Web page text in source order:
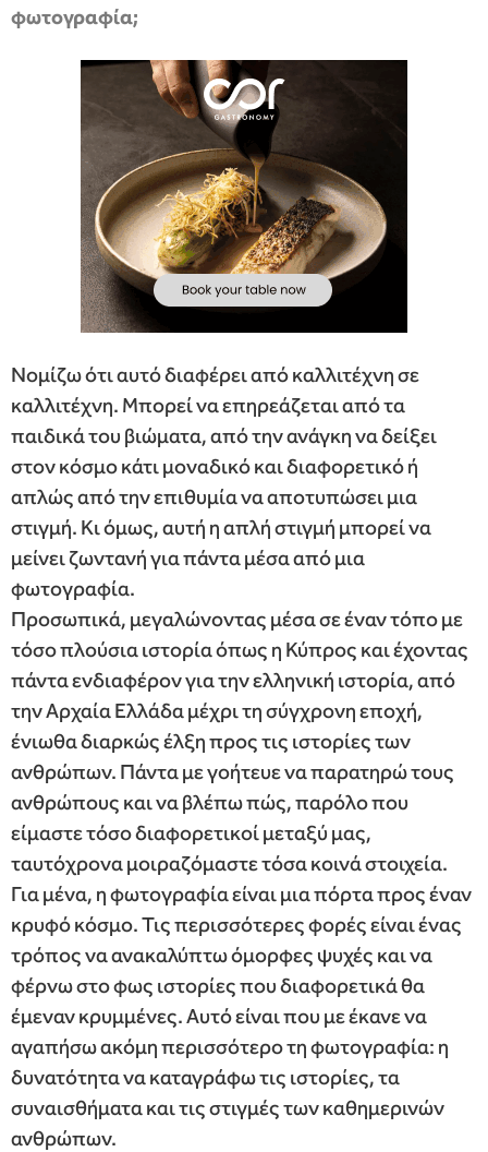
φωτογραφία;
Νομίζω ότι αυτό διαφέρει από καλλιτέχνη σε
καλλιτέχνη. Μπορεί να επηρεάζεται από τα
παιδικά του βιώματα, από την ανάγκη να δείξει
στον κόσμο κάτι μοναδικό και διαφορετικό ή
απλώς από την επιθυμία να αποτυπώσει μια
στιγμή. Κι όμως, αυτή η απλή στιγμή μπορεί να
μείνει ζωντανή για πάντα μέσα από μια
φωτογραφία.
Προσωπικά, μεγαλώνοντας μέσα σε έναν τόπο με
τόσο πλούσια ιστορία όπως η Κύπρος και έχοντας
πάντα ενδιαφέρον για την ελληνική ιστορία, από
την Αρχαία Ελλάδα μέχρι τη σύγχρονη εποχή,
ένιωθα διαρκώς έλξη προς τις ιστορίες των
ανθρώπων. Πάντα με γοήτευε να παρατηρώ τους
ανθρώπους και να βλέπω πώς, παρόλο που
είμαστε τόσο διαφορετικοί μεταξύ μας,
ταυτόχρονα μοιραζόμαστε τόσα κοινά στοιχεία.
Για μένα, η φωτογραφία είναι μια πόρτα προς έναν
κρυφό κόσμο. Τις περισσότερες φορές είναι ένας
τρόπος να ανακαλύπτω όμορφες ψυχές και να
φέρνω στο φως ιστορίες που διαφορετικά θα
έμεναν κρυμμένες. Αυτό είναι που με έκανε να
αγαπήσω ακόμη περισσότερο τη φωτογραφία: η
δυνατότητα να καταγράφω τις ιστορίες, τα
συναισθήματα και τις στιγμές των καθημερινών
ανθρώπων.